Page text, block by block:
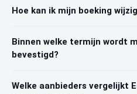
Hoe kan ik mijn boeking
Binnen welke termijn wordt
bevestigd?
Welke aanbieders vergelijkt